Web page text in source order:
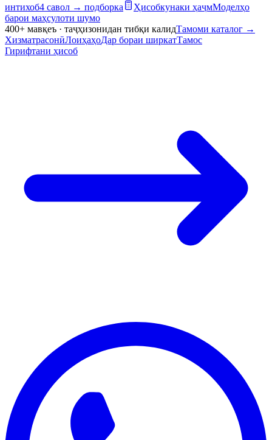
интихоб4 савол → подборка Ҳисобкунаки ҳаҷмМоделҳо
барои маҳсулоти шумо
400+ мавқеъ · таҷҳизонидан тибқи калидТамоми каталог →
ХизматрасонӣЛоиҳаҳоДар бораи ширкатТамос
Гирифтани ҳисоб